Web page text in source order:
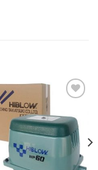
aan
verlanglijst